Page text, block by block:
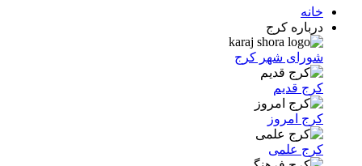
خانه
درباره کرج
شورای شهر کرج
کرج قدیم
کرج امروز
کرج علمی